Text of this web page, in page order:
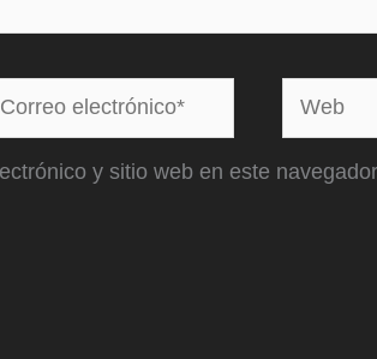
Web
y sitio web en este